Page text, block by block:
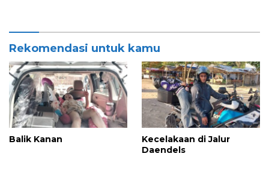
Rekomendasi untuk kamu
Balik Kanan
Kecelakaan di Jalur
Daendels